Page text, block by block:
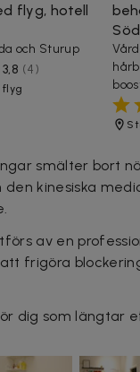
flyg, hotell
och Sturup
3,8 (4)
flyg
smälter bort
kinesiska
av en
frigöra
dig som längtar